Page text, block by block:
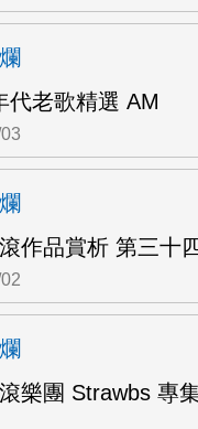
代老歌精選 AM
作品賞析 第三十
樂團 Strawbs 專